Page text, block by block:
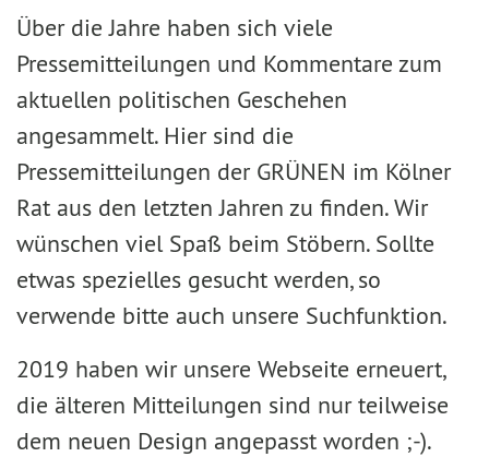
Über die Jahre haben sich viele
Pressemitteilungen und Kommentare zum
aktuellen politischen Geschehen
angesammelt. Hier sind die
Pressemitteilungen der GRÜNEN im Kölner
Rat aus den letzten Jahren zu finden. Wir
wünschen viel Spaß beim Stöbern. Sollte
etwas spezielles gesucht werden, so
verwende bitte auch unsere Suchfunktion.
2019 haben wir unsere Webseite erneuert,
die älteren Mitteilungen sind nur teilweise
dem neuen Design angepasst worden ;-).